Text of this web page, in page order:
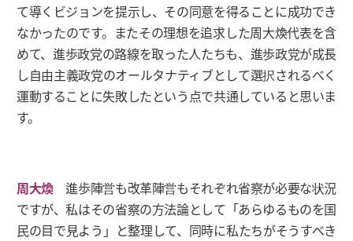
て導くビジョンを提示し、その同意を得ることに成功でき
なかったのです。またその理想を追求した周大煥代表を含
めて、進歩政党の路線を取った人たちも、進歩政党が成長
し自由主義政党のオールタナティブとして選択されるべく
運動することに失敗したという点で共通していると思いま
す。
周大煥進歩陣営も改革陣営もそれぞれ省察が必要な状況
ですが、私はその省察の方法論として「あらゆるものを国
民の目で見よう」と整理して、同時に私たちがそうすべき